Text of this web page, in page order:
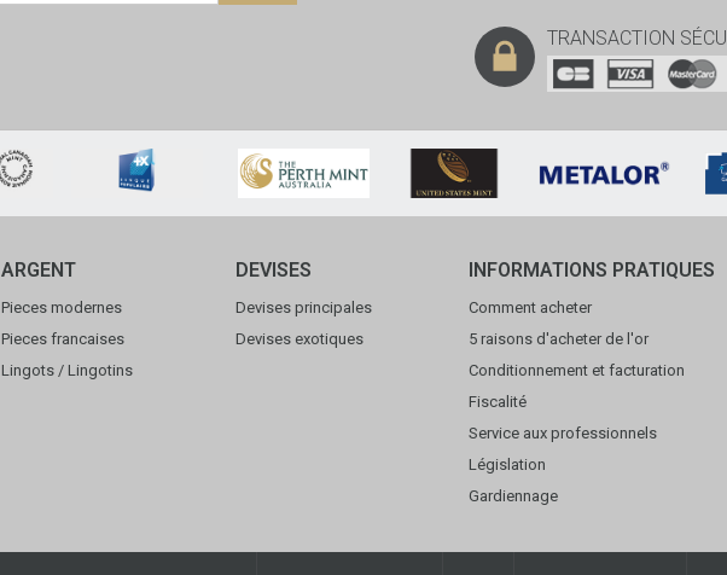
TRANSACTION
ARGENT
Pieces modernes
Pieces francaises
Lingots / Lingotins
DEVISES
Devises principales
Devises exotiques
INFORMATIONS PRATIQUES
Comment acheter
5 raisons d'acheter de l'or
Conditionnement et facturation
Fiscalité
Service aux professionnels
Législation
Gardiennage